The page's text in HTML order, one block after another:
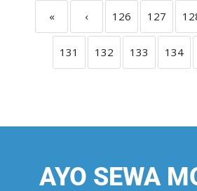
« ‹ 126 127
131 132 133 134
AYO SEWA